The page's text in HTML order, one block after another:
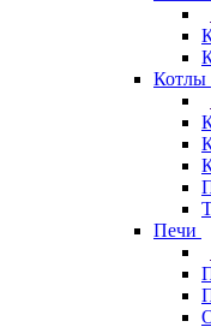
Котлы
Печи